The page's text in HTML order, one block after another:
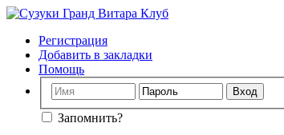
Регистрация
Добавить в закладки
Помощь
Запомнить?